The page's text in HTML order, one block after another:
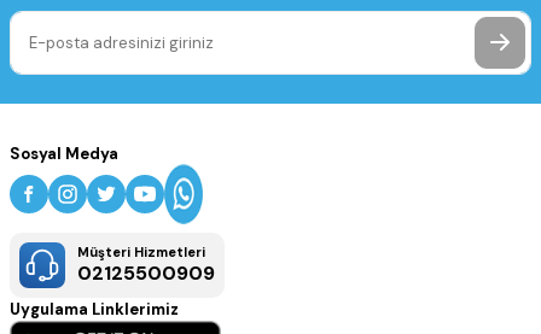
Sosyal Medya
Müşteri Hizmetleri
02125500909
Uygulama Linklerimiz